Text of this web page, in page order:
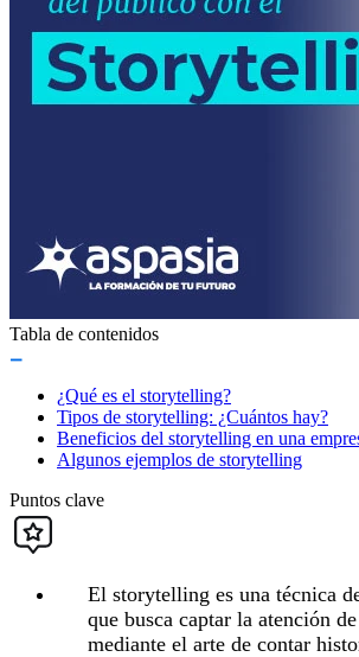
Tabla de contenidos
¿Qué es el storytelling?
Tipos de storytelling: ¿Cuántos hay?
Beneficios del storytelling en una
Algunos ejemplos de storytelling
Puntos clave
El storytelling es una técnica
que busca captar la atención
mediante el arte de contar